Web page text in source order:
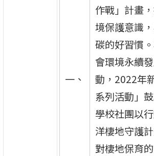
一、
作戰」計畫
境保護意識
碳的好習慣
會環境永續
動，2022年
系列活動」
學校社團以
洋棲地守護
對棲地保育